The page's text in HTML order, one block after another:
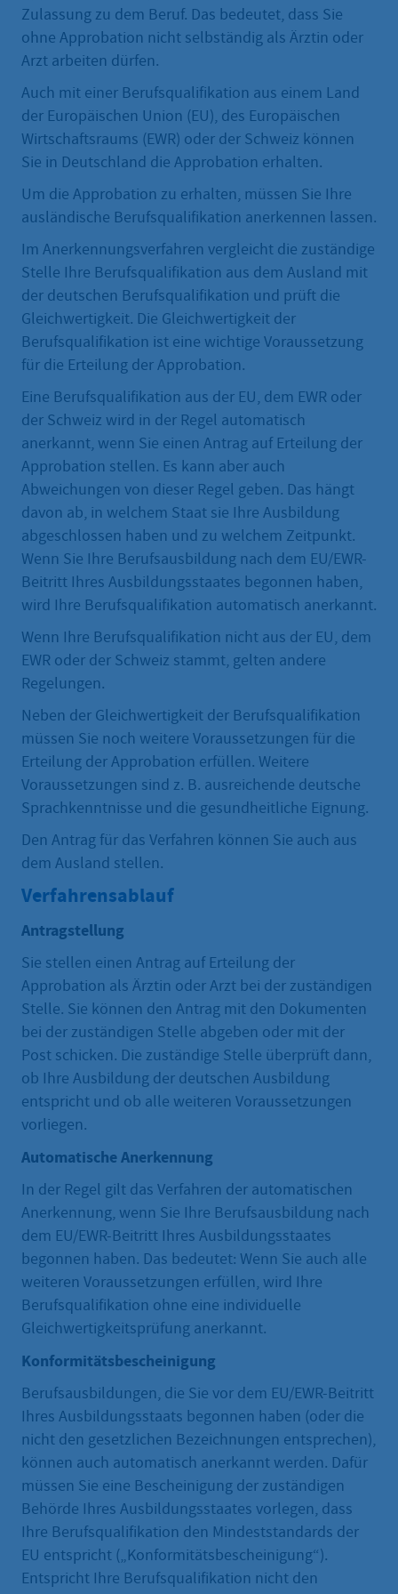
Zulassung zu dem Beruf. Das bedeutet, dass Sie
ohne Approbation nicht selbständig als Ärztin oder
Arzt arbeiten dürfen.
Auch mit einer Berufsqualifikation aus einem Land
der Europäischen Union (EU), des Europäischen
Wirtschaftsraums (EWR) oder der Schweiz können
Sie in Deutschland die Approbation erhalten.
Um die Approbation zu erhalten, müssen Sie Ihre
ausländische Berufsqualifikation anerkennen lassen.
Im Anerkennungsverfahren vergleicht die zuständige
Stelle Ihre Berufsqualifikation aus dem Ausland mit
der deutschen Berufsqualifikation und prüft die
Gleichwertigkeit. Die Gleichwertigkeit der
Berufsqualifikation ist eine wichtige Voraussetzung
für die Erteilung der Approbation.
Eine Berufsqualifikation aus der EU, dem EWR oder
der Schweiz wird in der Regel automatisch
anerkannt, wenn Sie einen Antrag auf Erteilung der
Approbation stellen. Es kann aber auch
Abweichungen von dieser Regel geben. Das hängt
davon ab, in welchem Staat sie Ihre Ausbildung
abgeschlossen haben und zu welchem Zeitpunkt.
Wenn Sie Ihre Berufsausbildung nach dem EU/EWR-
Beitritt Ihres Ausbildungsstaates begonnen haben,
wird Ihre Berufsqualifikation automatisch anerkannt.
Wenn Ihre Berufsqualifikation nicht aus der EU, dem
EWR oder der Schweiz stammt, gelten andere
Regelungen.
Neben der Gleichwertigkeit der Berufsqualifikation
müssen Sie noch weitere Voraussetzungen für die
Erteilung der Approbation erfüllen. Weitere
Voraussetzungen sind z. B. ausreichende deutsche
Sprachkenntnisse und die gesundheitliche Eignung.
Den Antrag für das Verfahren können Sie auch aus
dem Ausland stellen.
Verfahrensablauf
Antragstellung
Sie stellen einen Antrag auf Erteilung der
Approbation als Ärztin oder Arzt bei der zuständigen
Stelle. Sie können den Antrag mit den Dokumenten
bei der zuständigen Stelle abgeben oder mit der
Post schicken. Die zuständige Stelle überprüft dann,
ob Ihre Ausbildung der deutschen Ausbildung
entspricht und ob alle weiteren Voraussetzungen
vorliegen.
Automatische Anerkennung
In der Regel gilt das Verfahren der automatischen
Anerkennung, wenn Sie Ihre Berufsausbildung nach
dem EU/EWR-Beitritt Ihres Ausbildungsstaates
begonnen haben. Das bedeutet: Wenn Sie auch alle
weiteren Voraussetzungen erfüllen, wird Ihre
Berufsqualifikation ohne eine individuelle
Gleichwertigkeitsprüfung anerkannt.
Konformitätsbescheinigung
Berufsausbildungen, die Sie vor dem EU/EWR-Beitritt
Ihres Ausbildungsstaats begonnen haben (oder die
nicht den gesetzlichen Bezeichnungen entsprechen),
können auch automatisch anerkannt werden. Dafür
müssen Sie eine Bescheinigung der zuständigen
Behörde Ihres Ausbildungsstaates vorlegen, dass
Ihre Berufsqualifikation den Mindeststandards der
EU entspricht („Konformitätsbescheinigung“).
Entspricht Ihre Berufsqualifikation nicht den